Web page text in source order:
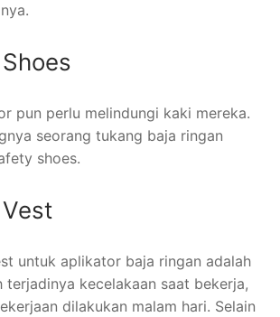
pun perlu melindungi kaki mereka.
seorang tukang baja ringan
shoes.
untuk aplikator baja ringan adalah
terjadinya kecelakaan saat bekerja,
dilakukan malam hari. Selain